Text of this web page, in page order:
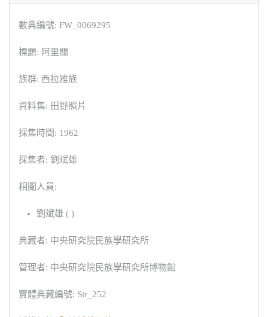
數典編號: FW_0069295
標題: 阿里關
族群: 西拉雅族
資料集: 田野照片
採集時間: 1962
採集者: 劉斌雄
相關人員:
劉斌雄 ( )
典藏者: 中央研究院民族學研究所
管理者: 中央研究院民族學研究所博物館
實體典藏編號: Sir_252